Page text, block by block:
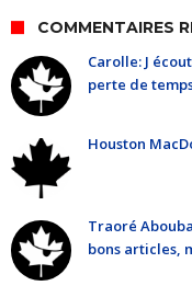
COMMENTAIRES
Carolle: J
perte de
Houston
Traoré
bons articles,